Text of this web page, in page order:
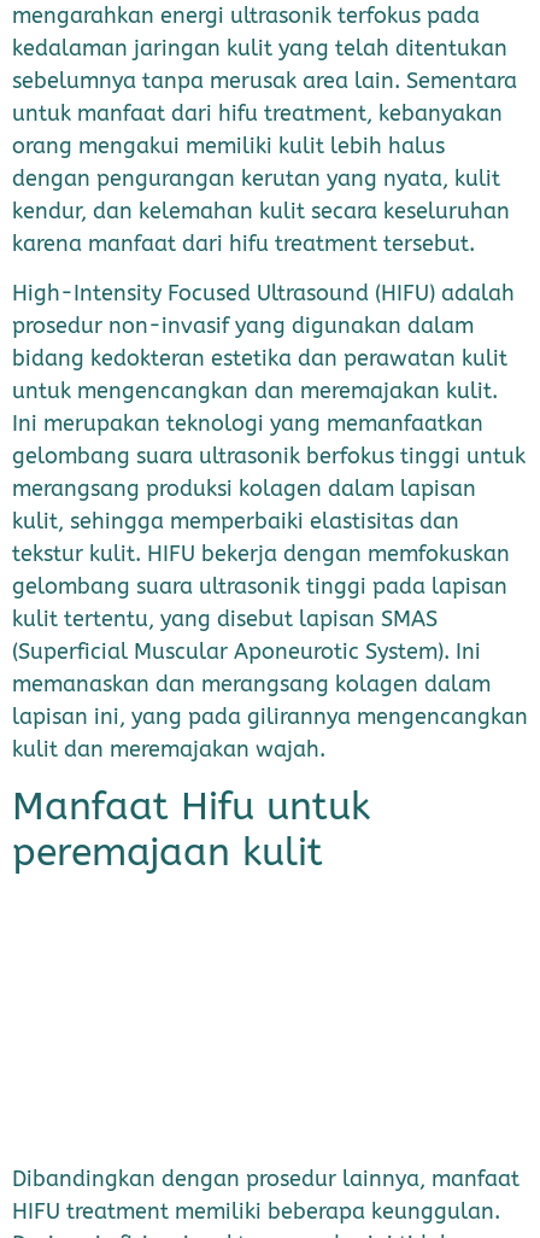
mengarahkan energi ultrasonik terfokus pada
kedalaman jaringan kulit yang telah ditentukan
sebelumnya tanpa merusak area lain. Sementara
untuk manfaat dari hifu treatment, kebanyakan
orang mengakui memiliki kulit lebih halus
dengan pengurangan kerutan yang nyata, kulit
kendur, dan kelemahan kulit secara keseluruhan
karena manfaat dari hifu treatment tersebut.
High-Intensity Focused Ultrasound (HIFU) adalah
prosedur non-invasif yang digunakan dalam
bidang kedokteran estetika dan perawatan kulit
untuk mengencangkan dan meremajakan kulit.
Ini merupakan teknologi yang memanfaatkan
gelombang suara ultrasonik berfokus tinggi untuk
merangsang produksi kolagen dalam lapisan
kulit, sehingga memperbaiki elastisitas dan
tekstur kulit. HIFU bekerja dengan memfokuskan
gelombang suara ultrasonik tinggi pada lapisan
kulit tertentu, yang disebut lapisan SMAS
(Superficial Muscular Aponeurotic System). Ini
memanaskan dan merangsang kolagen dalam
lapisan ini, yang pada gilirannya mengencangkan
kulit dan meremajakan wajah.
Manfaat Hifu untuk
peremajaan kulit
Dibandingkan dengan prosedur lainnya, manfaat
HIFU treatment memiliki beberapa keunggulan.